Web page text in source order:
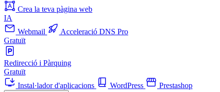
Crea la teva pàgina web
IA
Webmail
Acceleració DNS Pro
Gratuït
Redirecció i Pàrquing
Gratuït
Instal·lador d'aplicacions
WordPress Prestashop